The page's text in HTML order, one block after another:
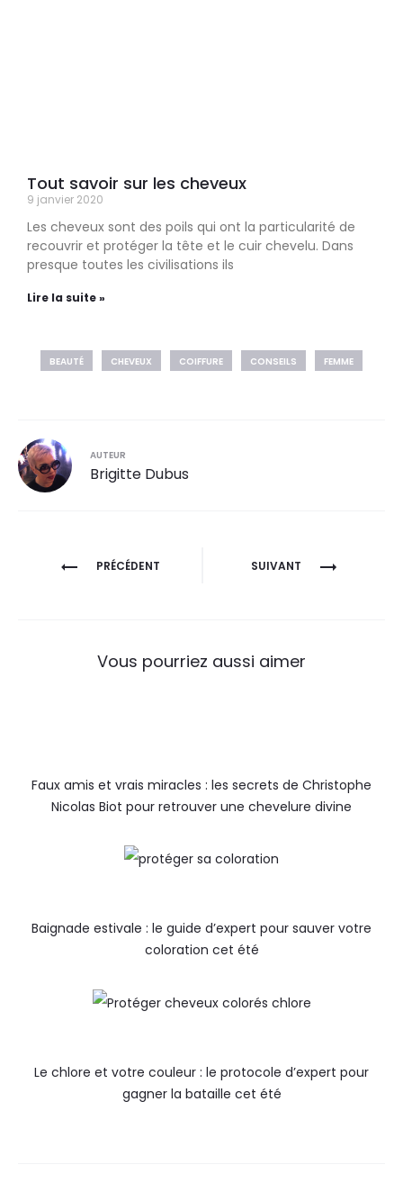
Tout savoir sur les cheveux
9 janvier 2020
Les cheveux sont des poils qui ont la particularité de
recouvrir et protéger la tête et le cuir chevelu. Dans
presque toutes les civilisations ils
Lire la suite »
BEAUTÉ CHEVEUX COIFFURE CONSEILS FEMME
AUTEUR
Brigitte Dubus
PRÉCÉDENT SUIVANT
Vous pourriez aussi aimer
Faux amis et vrais miracles : les secrets de Christophe
Nicolas Biot pour retrouver une chevelure divine
Baignade estivale : le guide d’expert pour sauver votre
coloration cet été
Le chlore et votre couleur : le protocole d’expert pour
gagner la bataille cet été